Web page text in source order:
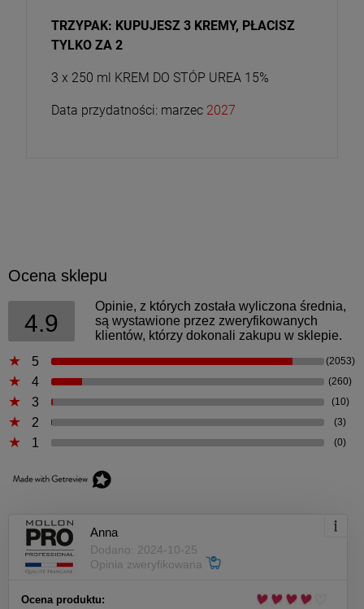
TRZYPAK: KUPUJESZ 3 KREMY, PŁACISZ
TYLKO ZA 2
3 x 250 ml KREM DO STÓP UREA 15%
Data przydatności: marzec 2027
Ocena sklepu
4.9
Opinie, z których została wyliczona średnia,
są wystawione przez zweryfikowanych
klientów, którzy dokonali zakupu w sklepie.
5
(2053)
4 (260)
3 (10)
2 (3)
1 (0)
Anna
Dodano: 2024-10-25
Opinia zweryfikowana
Ocena produktu: